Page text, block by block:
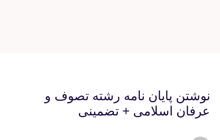
نوشتن پایان نامه رشته تصوف و
عرفان اسلامی + تضمینی